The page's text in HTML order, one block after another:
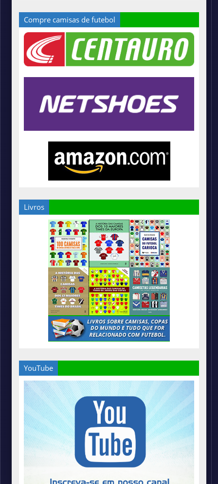
Compre camisas de futebol
Livros
YouTube